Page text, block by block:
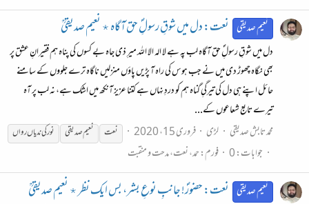
نعیم صدیقی نعت: دل میں شوقِ رسولِؐ حق آگاه ٭ نعیم صدیقیؒ
دل میں شوقِ رسولِؐ حق آگاه لب پہ ہے لا اله الا اللہ میرِ ذی جاه بے کسوں کی پناہ ہم فقیرانِ عشق پر
بھی نگاه چھوڑ دی میں نے جب ہوس کی راہ آ پڑیں پاؤں منزلیں ناگاہ ترے جلووں کے سامنے
حائل اپنے ہی دل کی تیرگیِ گناه ہم کو دردِ نہاں ہے کتنا عزیز آنکھ میں اشک ہے، نہ لب پر آہ
تیرے تابع شعاعوں کے...
محمد تابش صدیقی
لڑی فروری 15، 2020 نعت نعیم صدیقی نورکیندیاںرواں
جوابات: 0 فورم:حمد، نعت، مدحت و منقبت
نعیم صدیقی نعت: حضورؐ! جانبِ نوعِ بشر، بس ایک نظر ٭ نعیم صدیقیؒ